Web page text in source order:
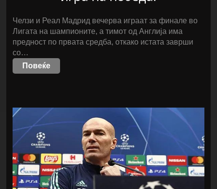
Челзи и Реал Мадрид вечерва играат за финале во
Лигата на шампионите, а тимот од Англија има
предност по првата средба, откако истата заврши
со…
Повеќе